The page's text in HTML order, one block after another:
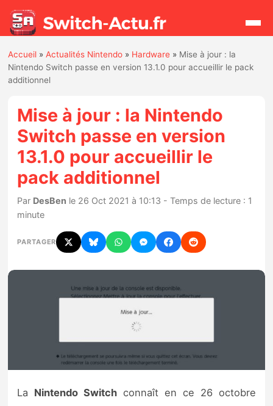
Rechercher
Actualités
Jeux
Hardware
Mises à jour
Chiffres de ventes
Rumeurs
Nintendo Direct
Tests de jeux
Tests d’accessoires
Accueil »Actualités Nintendo » Hardware » Mise à jour : la
Nintendo Switch passe en version 13.1.0 pour accueillir le pack
additionnel
Mise à jour : la Nintendo
Switch passe en version
13.1.0 pour accueillir le
pack additionnel
Par DesBen le 26 Oct 2021 à 10:13 - Temps de lecture : 1
minute
PARTAGER
La Nintendo Switch connaît en ce 26 octobre